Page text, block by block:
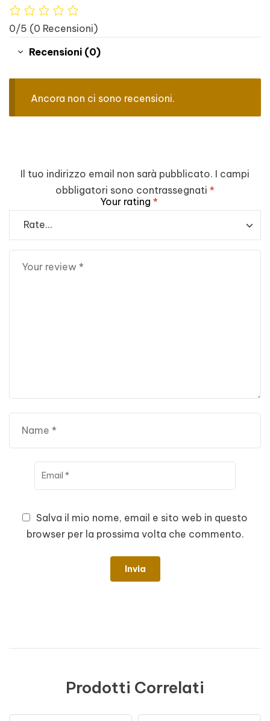
0/5 (0 Recensioni)
Recensioni (0)
Ancora non ci sono recensioni.
Il tuo indirizzo email non sarà pubblicato. I campi
obbligatori sono contrassegnati *
Your rating *
Salva il mio nome, email e sito web in questo
browser per la prossima volta che commento.
Prodotti Correlati